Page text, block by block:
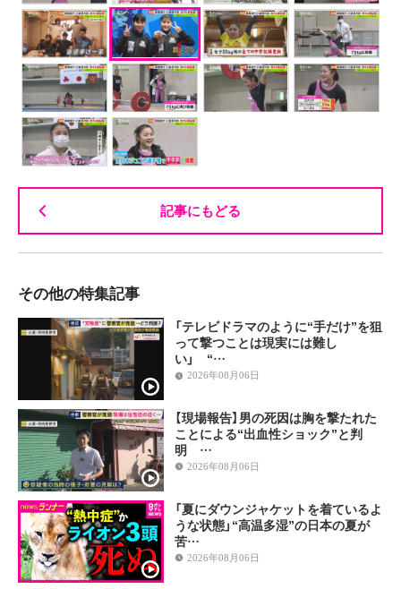
記事にもどる
その他の特集記事
「テレビドラマのように“手だけ”を狙
って撃つことは現実には難し
い」 “…
2026年08月06日
【現場報告】男の死因は胸を撃たれた
ことによる“出血性ショック”と判
明 …
2026年08月06日
「夏にダウンジャケットを着ているよ
うな状態」“高温多湿”の日本の夏が
苦…
2026年08月06日